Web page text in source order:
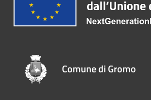
Comune di Gromo